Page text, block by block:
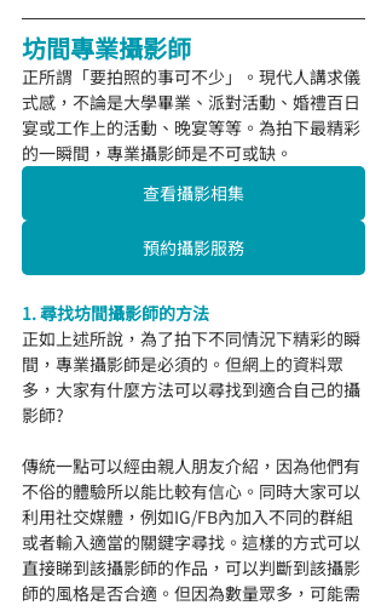
坊間專業攝影師
正所謂「要拍照的事可不少」。現代人講求儀
式感，不論是大學畢業、派對活動、婚禮百日
宴或工作上的活動、晚宴等等。為拍下最精彩
的一瞬間，專業攝影師是不可或缺。
查看攝影相集
預約攝影服務
1. 尋找坊間攝影師的方法
正如上述所說，為了拍下不同情況下精彩的瞬
間，專業攝影師是必須的。但網上的資料眾
多，大家有什麼方法可以尋找到適合自己的攝
影師?
傳統一點可以經由親人朋友介紹，因為他們有
不俗的體驗所以能比較有信心。同時大家可以
利用社交媒體，例如IG/FB內加入不同的群組
或者輸入適當的關鍵字尋找。這樣的方式可以
直接睇到該攝影師的作品，可以判斷到該攝影
師的風格是否合適。但因為數量眾多，可能需